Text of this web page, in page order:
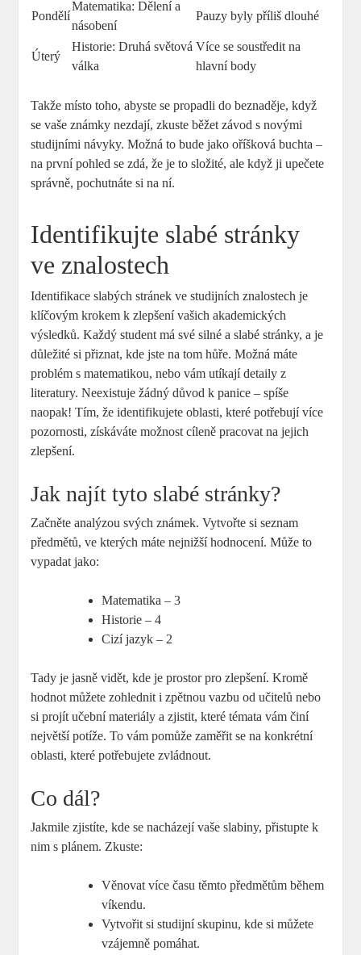
Pondělí
Matematika: Dělení a
násobení
Pauzy byly příliš dlouhé
Úterý
Historie: Druhá světová
válka
Více se soustředit na
hlavní body
Takže místo toho, abyste se propadli do beznaděje, když
se vaše známky nezdají, zkuste běžet závod s novými
studijními návyky. Možná to bude jako oříšková buchta –
na první pohled se zdá, že je to složité, ale když ji upečete
správně, pochutnáte si na ní.
Identifikujte slabé stránky
ve znalostech
Identifikace slabých stránek ve studijních znalostech je
klíčovým krokem k zlepšení vašich akademických
výsledků. Každý student má své silné a slabé stránky, a je
důležité si přiznat, kde jste na tom hůře. Možná máte
problém s matematikou, nebo vám utíkají detaily z
literatury. Neexistuje žádný důvod k panice – spíše
naopak! Tím, že identifikujete oblasti, které potřebují více
pozornosti, získáváte možnost cíleně pracovat na jejich
zlepšení.
Jak najít tyto slabé stránky?
Začněte analýzou svých známek. Vytvořte si seznam
předmětů, ve kterých máte nejnižší hodnocení. Může to
vypadat jako:
Matematika – 3
Historie – 4
Cizí jazyk – 2
Tady je jasně vidět, kde je prostor pro zlepšení. Kromě
hodnot můžete zohlednit i zpětnou vazbu od učitelů nebo
si projít učební materiály a zjistit, které témata vám činí
největší potíže. To vám pomůže zaměřit se na konkrétní
oblasti, které potřebujete zvládnout.
Co dál?
Jakmile zjistíte, kde se nacházejí vaše slabiny, přistupte k
nim s plánem. Zkuste:
Věnovat více času těmto předmětům během
víkendu.
Vytvořit si studijní skupinu, kde si můžete
vzájemně pomáhat.